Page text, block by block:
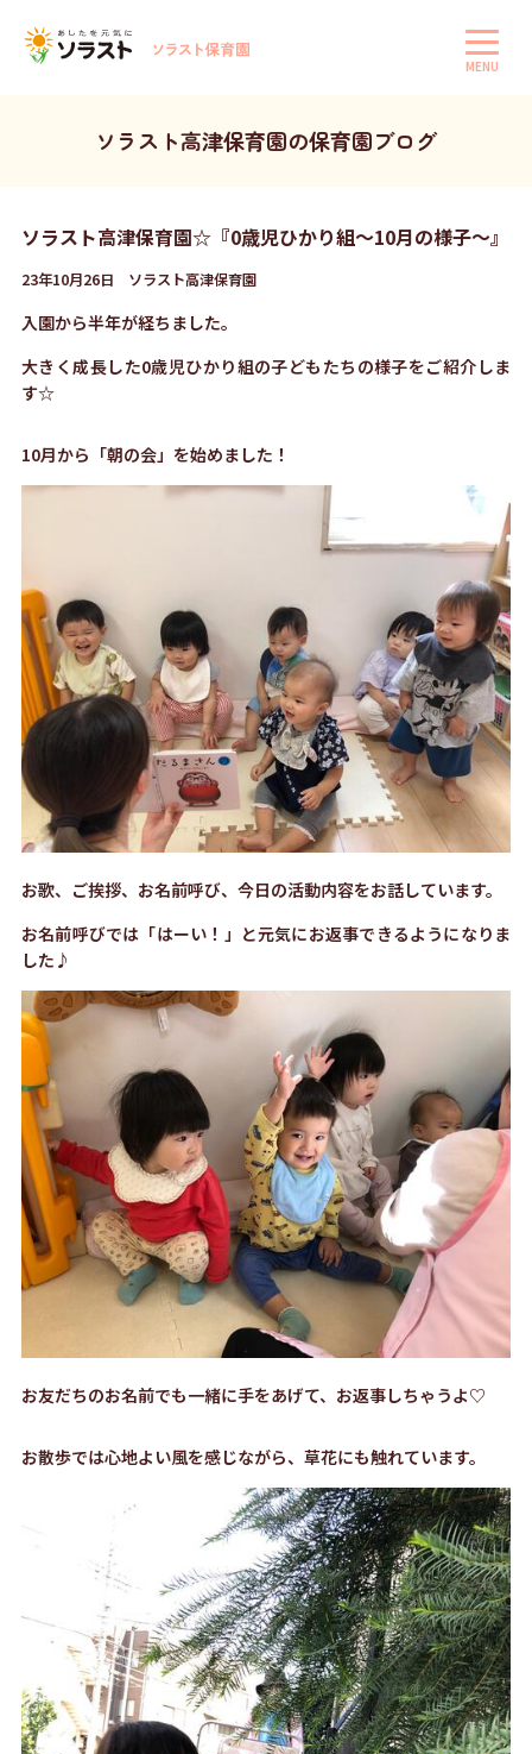
MENU
ソラスト高津保育園の保育園ブログ
ソラスト高津保育園☆『0歳児ひかり組～10月の様子～』
23年10月26日 ソラスト高津保育園
入園から半年が経ちました。
大きく成長した0歳児ひかり組の子どもたちの様子をご紹介しま
す☆
10月から「朝の会」を始めました！
お歌、ご挨拶、お名前呼び、今日の活動内容をお話しています。
お名前呼びでは「はーい！」と元気にお返事できるようになりま
した♪
お友だちのお名前でも一緒に手をあげて、お返事しちゃうよ♡
お散歩では心地よい風を感じながら、草花にも触れています。